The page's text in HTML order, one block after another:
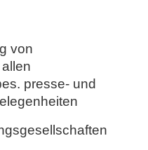
von
presse- und